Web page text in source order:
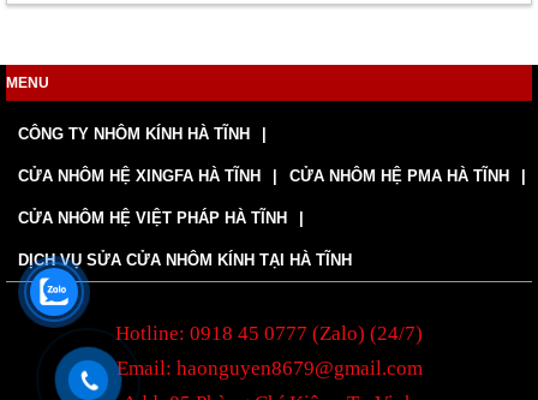
MENU
CÔNG TY NHÔM KÍNH HÀ TĨNH
CỬA NHÔM HỆ XINGFA HÀ TĨNH CỬA NHÔM HỆ PMA HÀ TĨNH
CỬA NHÔM HỆ VIỆT PHÁP HÀ TĨNH
DỊCH VỤ SỬA CỬA NHÔM KÍNH TẠI HÀ TĨNH
Hotline: 0918 45 0777 (Zalo) (24/7)
Email: haonguyen8679@gmail.com